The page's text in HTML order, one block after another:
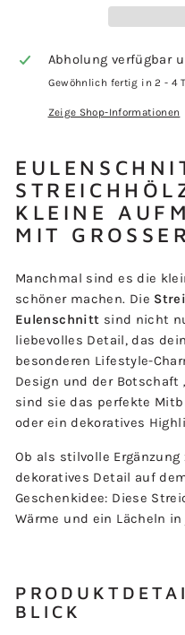
Abholung verfügbar
Gewöhnlich fertig in 2 - 4
Zeige Shop-Informationen
KLEINE
MIT
Manchmal sind es die
schöner machen. Die
Eulenschnitt sind nicht
liebevolles Detail, das
besonderen Lifestyle-
Design und der Botschaft
sind sie das perfekte
oder ein dekoratives
Ob als stilvolle Ergänzung
dekoratives Detail auf
Geschenkidee: Diese
Wärme und ein Lächeln
BLICK